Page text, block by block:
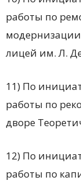
работы по
лицей им. Л.
11) По
работы по
дворе
12) По
работы по